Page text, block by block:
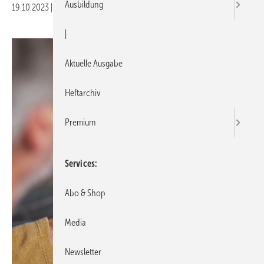
19.10.2023 Druckvorschau
Ausbildung
Aktuelle Ausgabe
Heftarchiv
Premium
Services
Abo & Shop
Media
Newsletter